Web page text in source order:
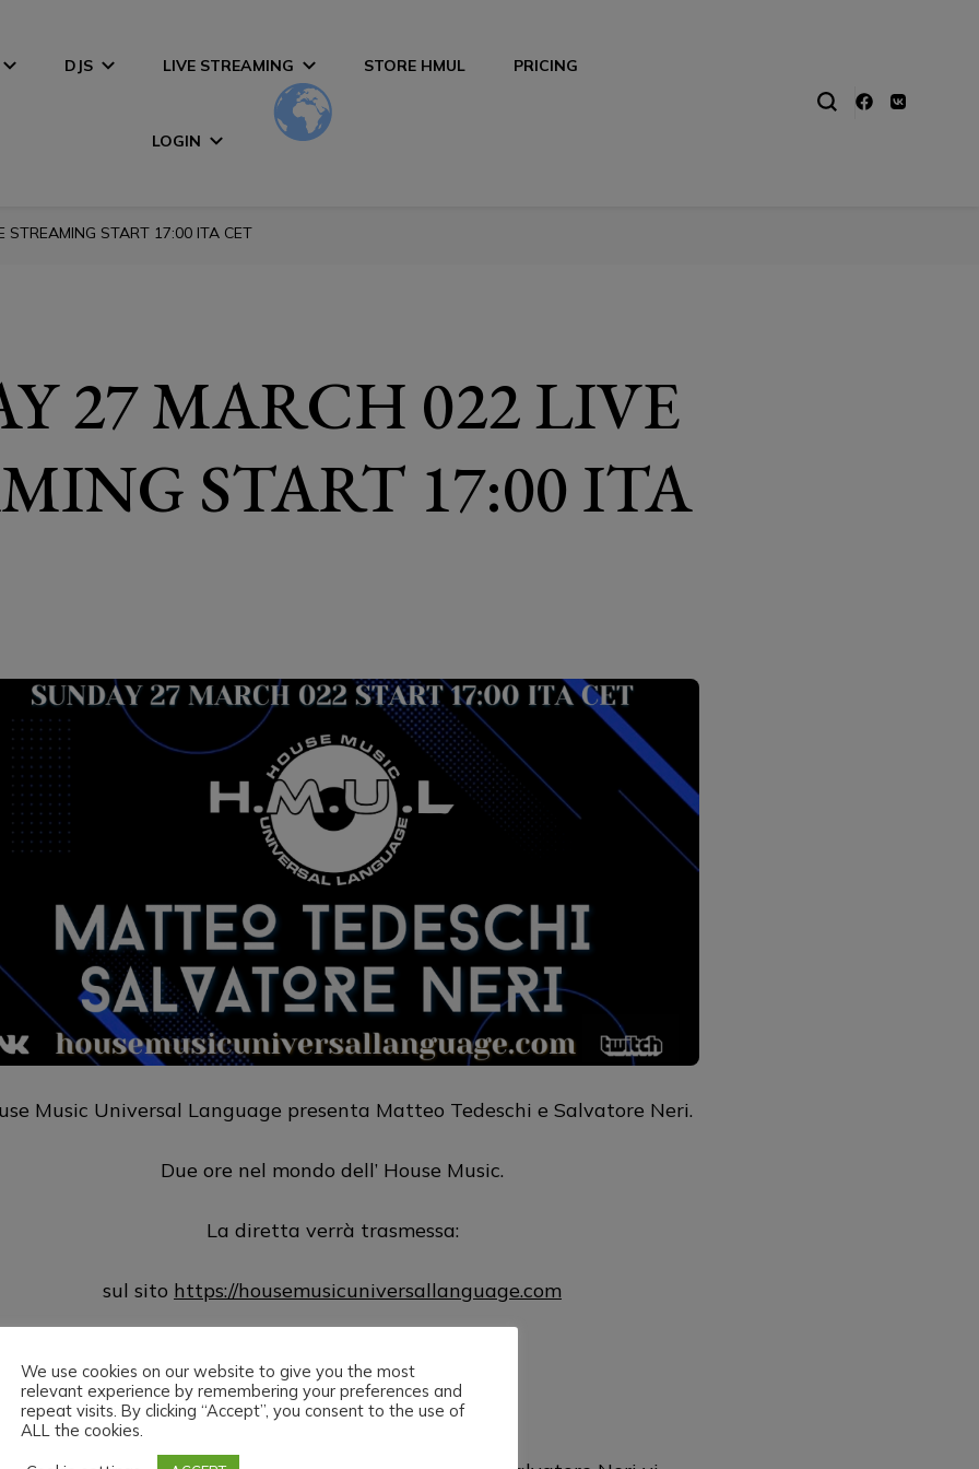
DJS LIVE STREAMING STORE HMUL PRICING
LOGIN
STREAMING START 17:00 ITA CET
27 MARCH 022 LIVE
START 17:00 ITA
Music Universal Language presenta Matteo Tedeschi e Salvatore Neri.
Due ore nel mondo dell’ House Music.
La diretta verrà trasmessa:
sul sito https://housemusicuniversallanguage.com
su https://vk.com/public181143249
We use cookies on our website to give you the most
relevant experience by remembering your preferences and
repeat visits. By clicking “Accept”, you consent to the use of
ALL the cookies.